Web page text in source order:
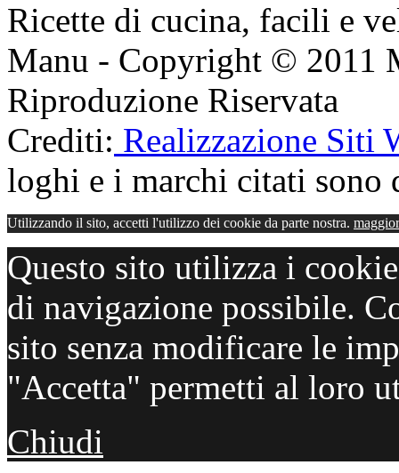
Ricette di cucina, facili e
Manu - Copyright © 2011
Riproduzione Riservata
Crediti: Realizzazione Siti
loghi e i marchi citati
Utilizzando il sito, accetti l'utilizzo dei cookie da parte nostra.
Questo sito utilizza i
di navigazione possibile.
sito senza modificare le
"Accetta" permetti al loro
Chiudi